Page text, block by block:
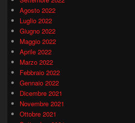
Agosto 2022
Luglio 2022
Giugno 2022
Maggio 2022
Aprile 2022
Marzo 2022
Febbraio 2022
Gennaio 2022
Dicembre 2021
Novembre 2021
Ottobre 2021